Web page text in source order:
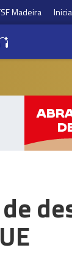
Madeira
de